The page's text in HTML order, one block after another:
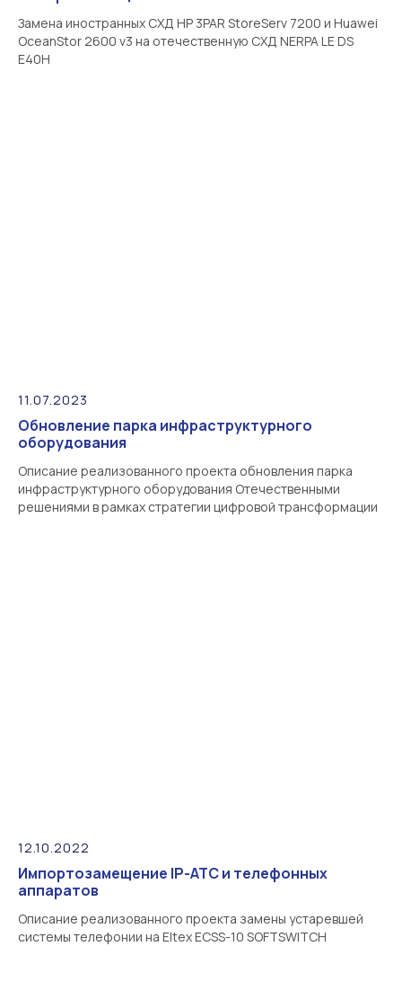
Замена иностранных СХД HP 3PAR StoreServ 7200 и Huawei
OceanStor 2600 v3 на отечественную СХД NERPA LE DS
E40H
11.07.2023
Обновление парка инфраструктурного
оборудования
Описание реализованного проекта обновления парка
инфраструктурного оборудования Отечественными
решениями в рамках стратегии цифровой трансформации
12.10.2022
Импортозамещение IP-АТС и телефонных
аппаратов
Описание реализованного проекта замены устаревшей
системы телефонии на Eltex ECSS-10 SOFTSWITCH